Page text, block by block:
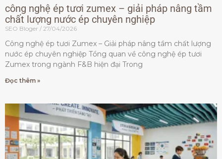
công nghệ ép tươi zumex – giải pháp nâng tầm
chất lượng nước ép chuyên nghiệp
SEO Bloger 27/04/2026
Công nghệ ép tươi Zumex – Giải pháp nâng tầm chất lượng
nước ép chuyên nghiệp Tổng quan về công nghệ ép tươi
Zumex trong ngành F&B hiện đại Trong
Đọc thêm »